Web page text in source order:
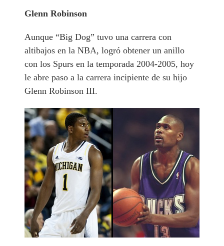
Glenn Robinson
Aunque “Big Dog” tuvo una carrera con
altibajos en la NBA, logró obtener un anillo
con los Spurs en la temporada 2004-2005, hoy
le abre paso a la carrera incipiente de su hijo
Glenn Robinson III.